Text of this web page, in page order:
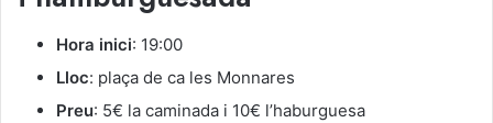
Hora inici: 19:00
Lloc: plaça de ca les Monnares
Preu: 5€ la caminada i 10€ l’haburguesa